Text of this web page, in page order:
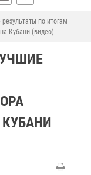
по итогам
Кубани (видео)